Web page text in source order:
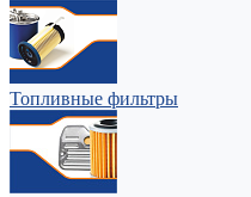
Топливные фильтры